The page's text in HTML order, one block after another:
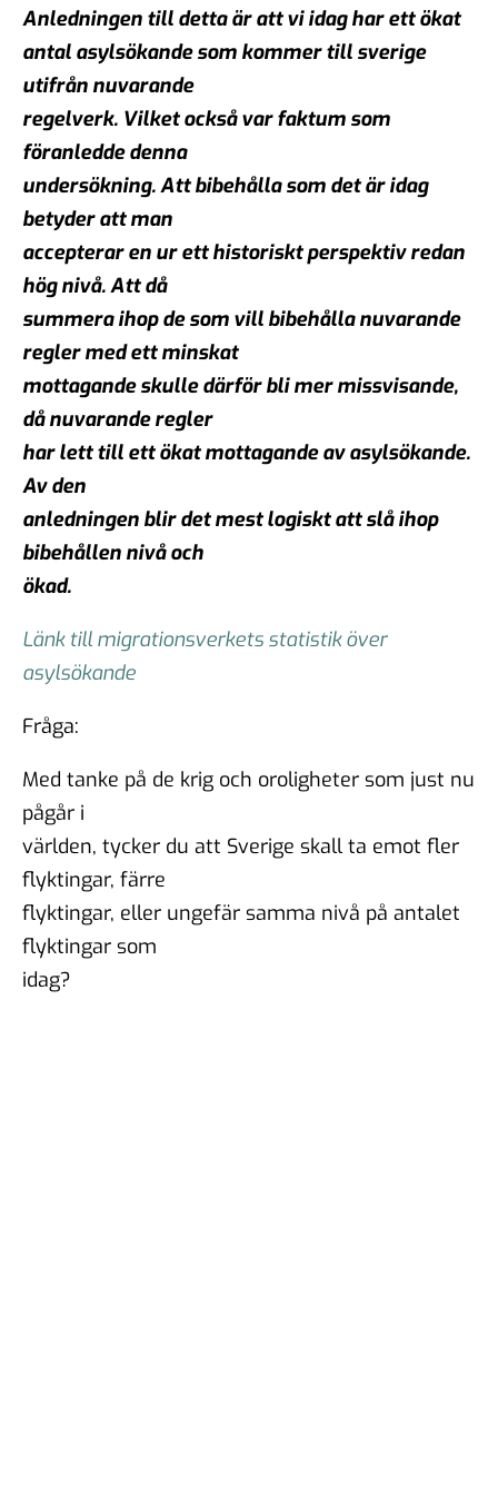
Anledningen till detta är att vi idag har ett ökat
antal asylsökande som kommer till sverige
utifrån nuvarande
regelverk. Vilket också var faktum som
föranledde denna
undersökning. Att bibehålla som det är idag
betyder att man
accepterar en ur ett historiskt perspektiv redan
hög nivå. Att då
summera ihop de som vill bibehålla nuvarande
regler med ett minskat
mottagande skulle därför bli mer missvisande,
då nuvarande regler
har lett till ett ökat mottagande av asylsökande.
Av den
anledningen blir det mest logiskt att slå ihop
bibehållen nivå och
ökad.
Länk till migrationsverkets statistik över
asylsökande
Fråga:
Med tanke på de krig och oroligheter som just nu
pågår i
världen, tycker du att Sverige skall ta emot fler
flyktingar, färre
flyktingar, eller ungefär samma nivå på antalet
flyktingar som
idag?